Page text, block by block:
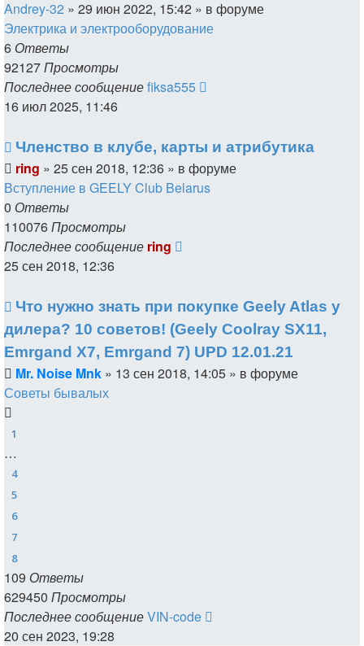
Andrey-32 » 29 июн 2022, 15:42 » в форуме
Электрика и электрооборудование
6 Ответы
92127Просмотры
Последнее сообщениеfiksa555
16 июл 2025, 11:46
Членство в клубе, карты и атрибутика
ring » 25 сен 2018, 12:36 » в форуме
Вступление в GEELY Club Belarus
0 Ответы
110076Просмотры
Последнее сообщение ring
25 сен 2018, 12:36
Что нужно знать при покупке Geely Atlas у
дилера? 10 советов! (Geely Coolray SX11,
Emrgand X7, Emrgand 7) UPD 12.01.21
Mr. Noise Mnk » 13 сен 2018, 14:05 » в форуме
Советы бывалых
1
…
4
5
6
7
8
109 Ответы
629450 Просмотры
Последнее сообщениеVIN-code
20 сен 2023, 19:28